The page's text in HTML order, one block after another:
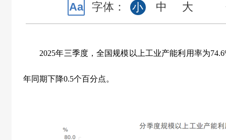
Aa 字体： 小 中 大
2025年三季度，全国规模以上工业产能利用率为
年同期下降0.5个百分点。